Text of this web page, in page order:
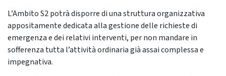
L’Ambito S2 potrà disporre di una struttura organizzativa
appositamente dedicata alla gestione delle richieste di
emergenza e dei relativi interventi, per non mandare in
sofferenza tutta l’attività ordinaria già assai complessa e
impegnativa.